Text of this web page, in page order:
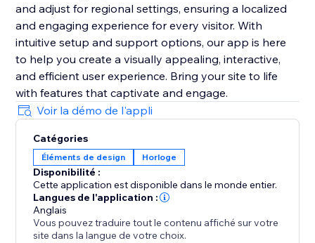
and adjust for regional settings, ensuring a localized
and engaging experience for every visitor. With
intuitive setup and support options, our app is here
to help you create a visually appealing, interactive,
and efficient user experience. Bring your site to life
with features that captivate and engage.
Voir la démo de l'appli
Catégories
Éléments de design Horloge
Disponibilité :
Cette application est disponible dans le monde entier.
Langues de l'application :
Anglais
Vous pouvez traduire tout le contenu affiché sur votre
site dans la langue de votre choix.